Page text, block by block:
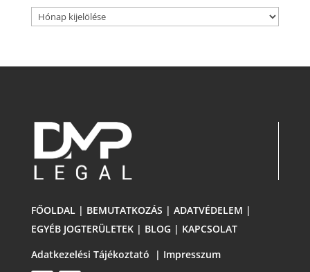
Archívum
FŐOLDAL| BEMUTATKOZÁS | ADATVÉDELEM |
EGYÉB JOGTERÜLETEK| BLOG | KAPCSOLAT
Adatkezelési Tájékoztató | Impresszum